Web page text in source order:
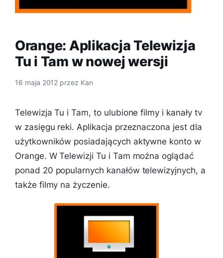
Orange: Aplikacja Telewizja
Tu i Tam w nowej wersji
16 maja 2012 przez Kan
Telewizja Tu i Tam, to ulubione filmy i kanały tv
w zasięgu reki. Aplikacja przeznaczona jest dla
użytkowników posiadających aktywne konto w
Orange. W Telewizji Tu i Tam można oglądać
ponad 20 popularnych kanałów telewizyjnych, a
także filmy na życzenie.